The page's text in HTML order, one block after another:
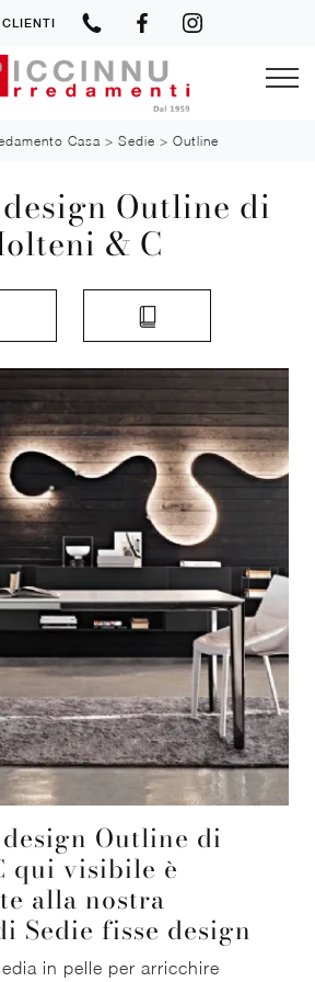
Casa > Sedie > Outline
Outline di
& C
Outline di
qui visibile è
alla nostra
Sedie fisse design
in pelle per arricchire